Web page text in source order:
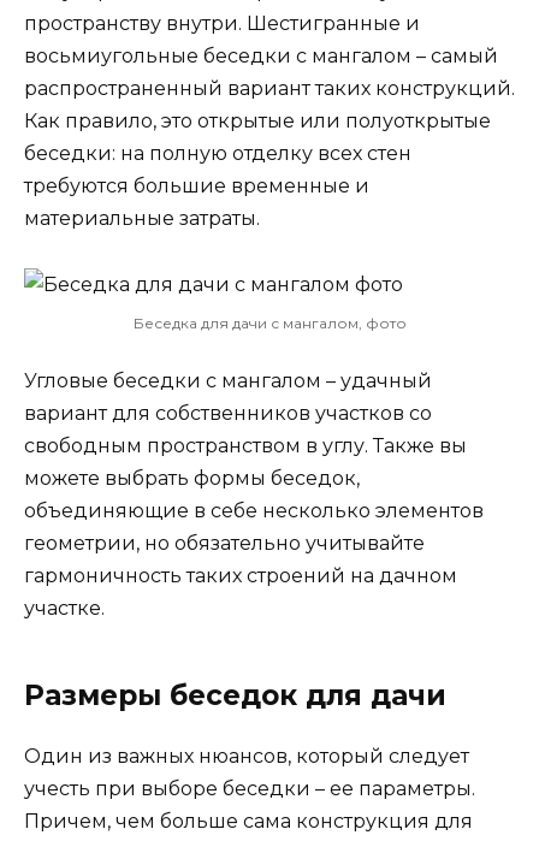
пространству внутри. Шестигранные и
восьмиугольные беседки с мангалом – самый
распространенный вариант таких конструкций.
Как правило, это открытые или полуоткрытые
беседки: на полную отделку всех стен
требуются большие временные и
материальные затраты.
Беседка для дачи с мангалом, фото
Угловые беседки с мангалом – удачный
вариант для собственников участков со
свободным пространством в углу. Также вы
можете выбрать формы беседок,
объединяющие в себе несколько элементов
геометрии, но обязательно учитывайте
гармоничность таких строений на дачном
участке.
Размеры беседок для дачи
Один из важных нюансов, который следует
учесть при выборе беседки – ее параметры.
Причем, чем больше сама конструкция для